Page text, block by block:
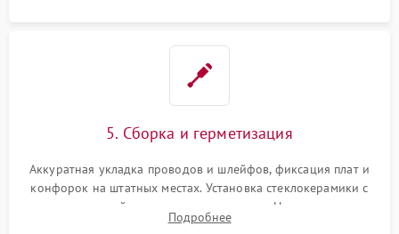
5. Сборка и герметизация
Аккуратная укладка проводов и шлейфов, фиксация плат и
конфорок на штатных местах. Установка стеклокерамики с
проверкой равномерности зазоров. Нанесение
термостойкого герметика или укладка уплотнительной
Подробнее